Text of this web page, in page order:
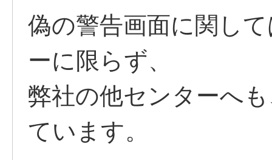
偽の警告画面に関し
ーに限らず、
弊社の他センターへ
ています。